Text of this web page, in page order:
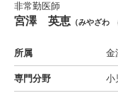
非常勤医師
宮澤 英恵 （みやざわ
所属 金
専門分野 小